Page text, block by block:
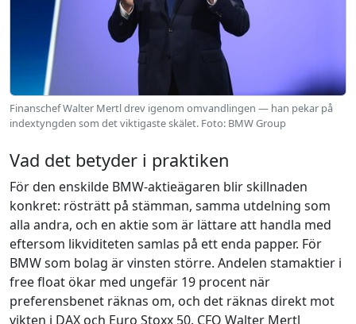
Finanschef Walter Mertl drev igenom omvandlingen — han pekar på
indextyngden som det viktigaste skälet. Foto: BMW Group
Vad det betyder i praktiken
För den enskilde BMW-aktieägaren blir skillnaden
konkret: rösträtt på stämman, samma utdelning som
alla andra, och en aktie som är lättare att handla med
eftersom likviditeten samlas på ett enda papper. För
BMW som bolag är vinsten större. Andelen stamaktier i
free float ökar med ungefär 19 procent när
preferensbenet räknas om, och det räknas direkt mot
vikten i DAX och Euro Stoxx 50. CFO Walter Mertl